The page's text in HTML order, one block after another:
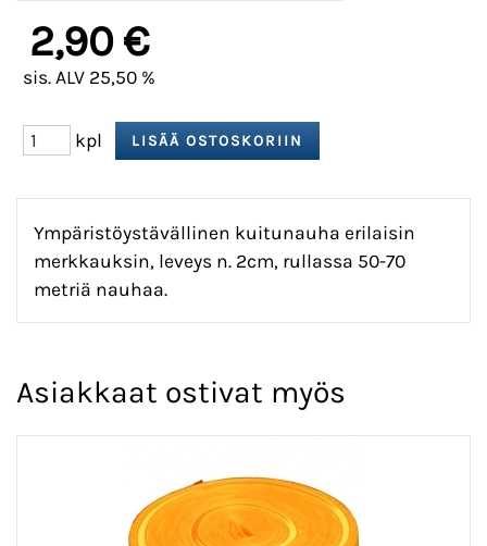
2,90 €
sis. ALV 25,50 %
kpl
Ympäristöystävällinen kuitunauha erilaisin
merkkauksin, leveys n. 2cm, rullassa 50-70
metriä nauhaa.
Asiakkaat ostivat myös